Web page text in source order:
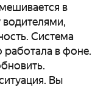
в
водителями,
Система
работала в фоне.
Вы